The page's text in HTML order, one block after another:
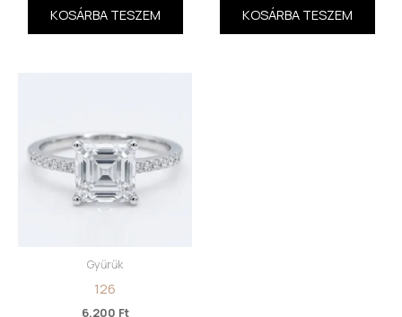
KOSÁRBA TESZEM KOSÁRBA TESZEM
Gyűrűk
126
6.200 Ft